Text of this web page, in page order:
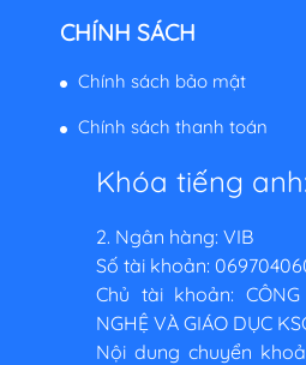
CHÍNH SÁCH
Chính sách bảo mật
Chính sách thanh toán
Khóa tiếng anh:
2. Ngân hàng: VIB
Số tài khoản:
Chủ tài khoản:
NGHỆ VÀ GIÁO DỤC
Nội dung chuyển